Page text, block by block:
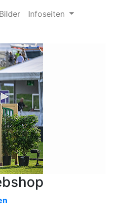
Bilder Infoseiten